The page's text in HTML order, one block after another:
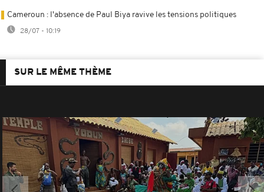
Cameroun : l'absence de Paul Biya ravive les tensions politiques
28/07 - 10:19
SUR LE MÊME THÈME